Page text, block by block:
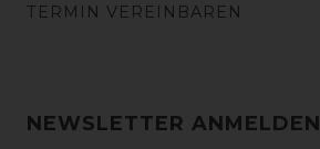
TERMIN VEREINBAREN
NEWSLETTER ANMELDEN